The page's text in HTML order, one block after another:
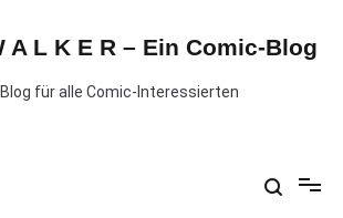
A L K E R – Ein Comic-Blog
Blog für alle Comic-Interessierten